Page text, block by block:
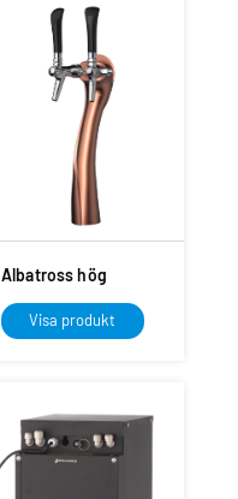
Albatross hög
Visa produkt